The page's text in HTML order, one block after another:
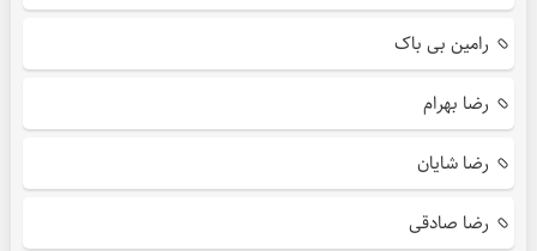
رامین بی باک
رضا بهرام
رضا شایان
رضا صادقی